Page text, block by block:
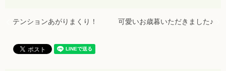
テンションあがりまくり！ 可愛いお歳暮いただきました♪